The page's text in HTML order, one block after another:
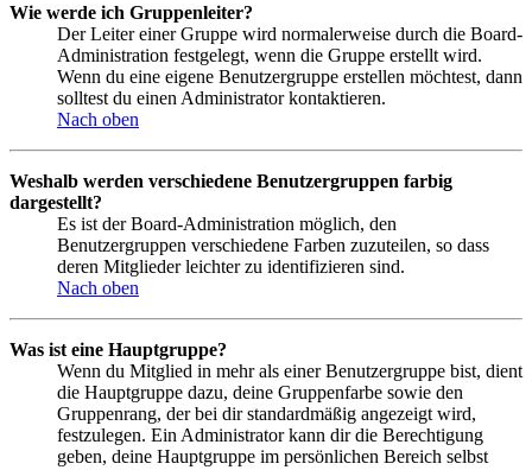
Wie werde ich Gruppenleiter?
Der Leiter einer Gruppe wird normalerweise durch die Board-
Administration festgelegt, wenn die Gruppe erstellt wird.
Wenn du eine eigene Benutzergruppe erstellen möchtest, dann
solltest du einen Administrator kontaktieren.
Nach oben
Weshalb werden verschiedene Benutzergruppen farbig
dargestellt?
Es ist der Board-Administration möglich, den
Benutzergruppen verschiedene Farben zuzuteilen, so dass
deren Mitglieder leichter zu identifizieren sind.
Nach oben
Was ist eine Hauptgruppe?
Wenn du Mitglied in mehr als einer Benutzergruppe bist, dient
die Hauptgruppe dazu, deine Gruppenfarbe sowie den
Gruppenrang, der bei dir standardmäßig angezeigt wird,
festzulegen. Ein Administrator kann dir die Berechtigung
geben, deine Hauptgruppe im persönlichen Bereich selbst